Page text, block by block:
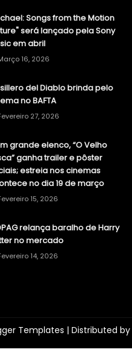
Songs from the Motion
será lançado pela Sony
em abril
16, 2026
del Diablo brinda pelo
no BAFTA
27, 2026
grande elenco, “O Velho
ganha trailer e pôster
estreia nos cinemas
no dia 19 de março
15, 2026
relança baralho de Harry
no mercado
14, 2026
Templates | Distributed by